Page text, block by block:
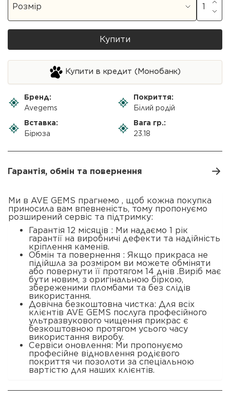
Купити
Купити в кредит (Монобанк)
Бренд:
Avegems
Покриття:
Білий родій
Вставка:
Бірюза
Вага гр.:
23.18
Гарантія, обмін та повернення
Ми в AVE GEMS прагнемо , щоб кожна покупка
приносила вам впевненість, тому пропонуємо
розширений сервіс та підтримку:
Гарантія 12 місяців : Ми надаємо 1 рік
гарантії на виробничі дефекти та надійність
кріплення каменів.
Обмін та повернення : Якщо прикраса не
підійшла за розміром ви можете обміняти
або повернути її протягом 14 днів .Виріб має
бути новим, з оригінальною біркою,
збереженими пломбами та без слідів
використання.
Довічна безкоштовна чистка: Для всіх
клієнтів AVE GEMS послуга професійного
ультразвукового чищення прикрас є
безкоштовною протягом усього часу
використання виробу.
Сервіси оновлення: Ми пропонуємо
професійне відновлення родієвого
покриття чи позолоти за спеціальною
вартістю для наших клієнтів.